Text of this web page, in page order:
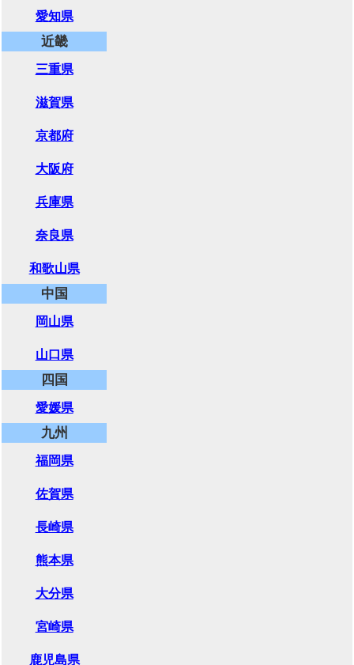
愛知県
近畿
三重県
滋賀県
京都府
大阪府
兵庫県
奈良県
和歌山県
中国
岡山県
山口県
四国
愛媛県
九州
福岡県
佐賀県
長崎県
熊本県
大分県
宮崎県
鹿児島県